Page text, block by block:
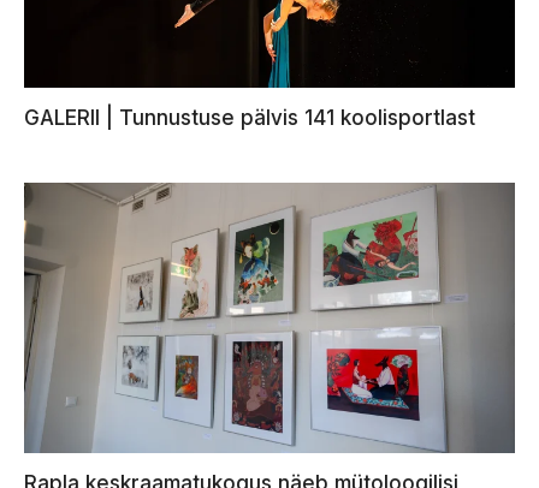
GALERII | Tunnustuse pälvis 141 koolisportlast
Rapla keskraamatukogus näeb mütoloogilisi